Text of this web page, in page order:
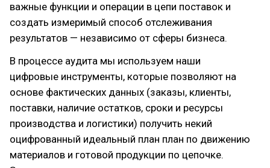
важные функции и операции в цепи поставок и
создать измеримый способ отслеживания
результатов — независимо от сферы бизнеса.
В процессе аудита мы используем наши
цифровые инструменты, которые позволяют на
основе фактических данных (заказы, клиенты,
поставки, наличие остатков, сроки и ресурсы
производства и логистики) получить некий
оцифрованный идеальный план план по движению
материалов и готовой продукции по цепочке.